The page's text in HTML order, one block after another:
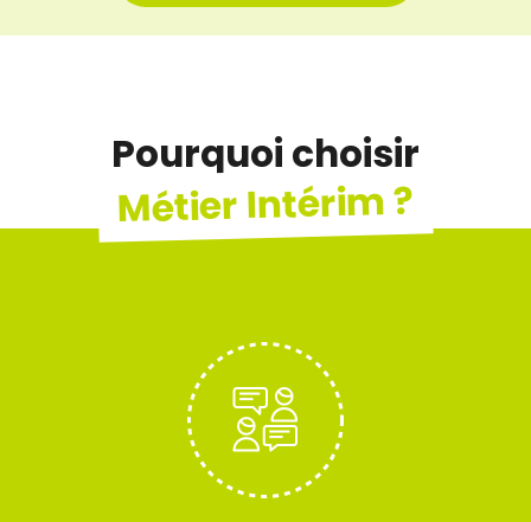
Pourquoi choisir
Métier Intérim ?